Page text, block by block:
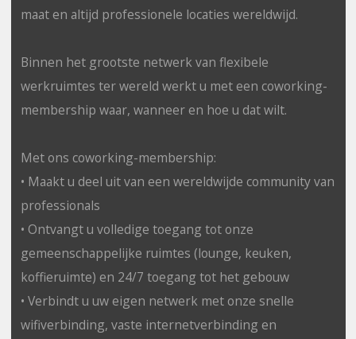
maat en altijd professionele locaties wereldwijd.
Binnen het grootste netwerk van flexibele
werkruimtes ter wereld werkt u met een coworking-
membership waar, wanneer en hoe u dat wilt.
Met ons coworking-membership:
• Maakt u deel uit van een wereldwijde community van
professionals
• Ontvangt u volledige toegang tot onze
gemeenschappelijke ruimtes (lounge, keuken,
koffieruimte) en 24/7 toegang tot het gebouw
• Verbindt u uw eigen netwerk met onze snelle
wifiverbinding, vaste internetverbinding en